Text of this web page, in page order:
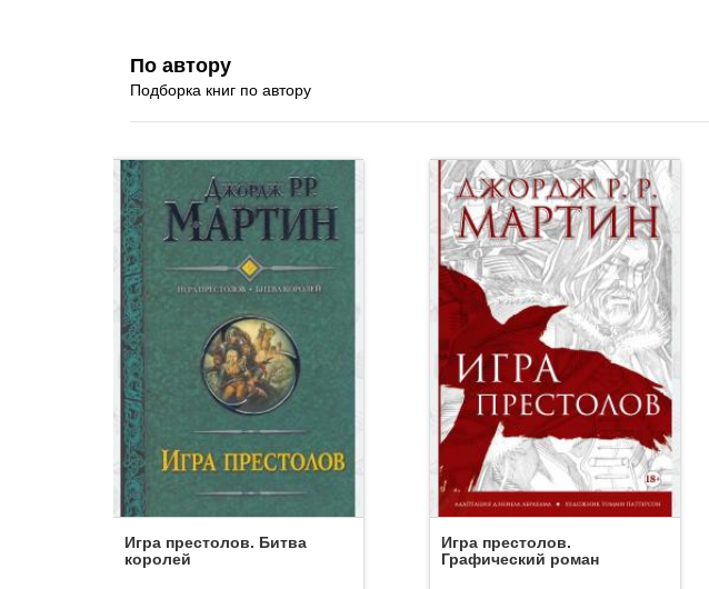
По автору
Подборка книг по автору
Игра престолов. Битва
королей
Игра престолов.
Графический роман